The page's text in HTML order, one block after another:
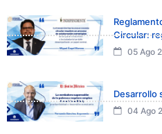
Circular:
05 Ago
Desarrollo
04 Ago